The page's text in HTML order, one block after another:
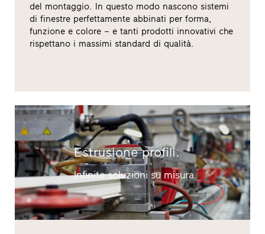
del montaggio. In questo modo nascono sistemi
di finestre perfettamente abbinati per forma,
funzione e colore – e tanti prodotti innovativi che
rispettano i massimi standard di qualità.
Estrusione profili.
Infinite soluzioni su misura.